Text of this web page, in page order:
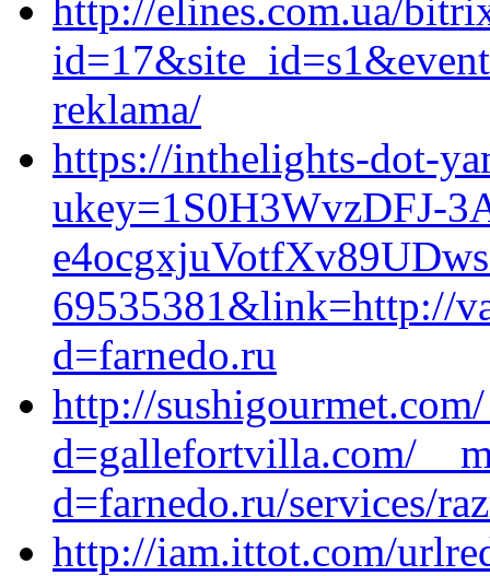
http://elines.com.ua/
reklama/
https://inthelights-dot-
ukey=1S0H3WvzDFJ-
69535381&link=http://
d=farnedo.ru
http://
d=gallefortvilla.com/
d=farnedo.ru/services/
http://iam.ittot.com/